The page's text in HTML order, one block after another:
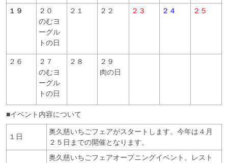
１９
２０
のむヨ
ーグル
トの日
２１ ２２ ２３ ２４ ２５
２６
２７
のむヨ
ーグル
トの日
２８
２９
肉の日
■イベント内容について
１日
奥久慈いちごフェアがスタートします。今年は４月
２５日までの開催となります。
奥久慈いちごフェアオープニングイベント。レスト